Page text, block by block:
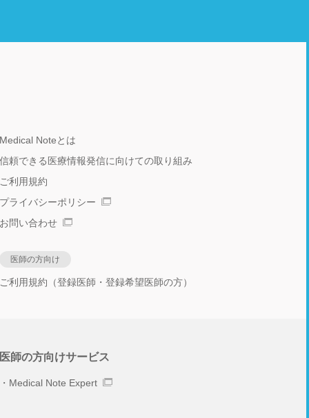
Medical Noteとは
信頼できる医療情報発信に向けての取り組み
ご利用規約
プライバシーポリシー
お問い合わせ
医師の方向け
ご利用規約（登録医師・登録希望医師の方）
医師の方向けサービス
Medical Note Expert